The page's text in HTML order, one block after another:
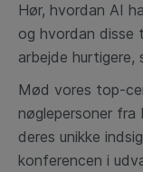
Hør, hvordan AI
og hvordan disse
arbejde hurtigere,
Mød vores top-
nøglepersoner fra
deres unikke
konferencen i